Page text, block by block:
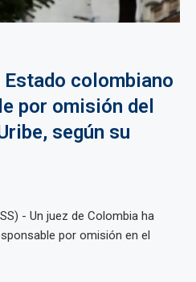
colombiano
por omisión del
según su
- Un juez de Colombia ha
por omisión en el